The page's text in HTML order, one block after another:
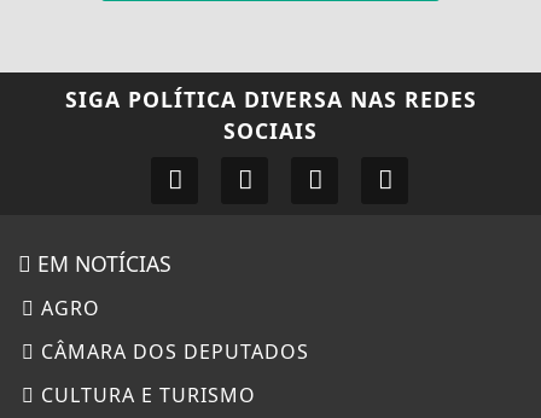
SIGA POLÍTICA DIVERSA NAS REDES
SOCIAIS
EM NOTÍCIAS
AGRO
CÂMARA DOS DEPUTADOS
CULTURA E TURISMO